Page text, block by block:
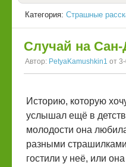
Категория: Страшные
Случай на Сан-
Автор: PetyaKamushkin1 от
Историю, которую
услышал ещё в
молодости она
разными
гостили у неё, или